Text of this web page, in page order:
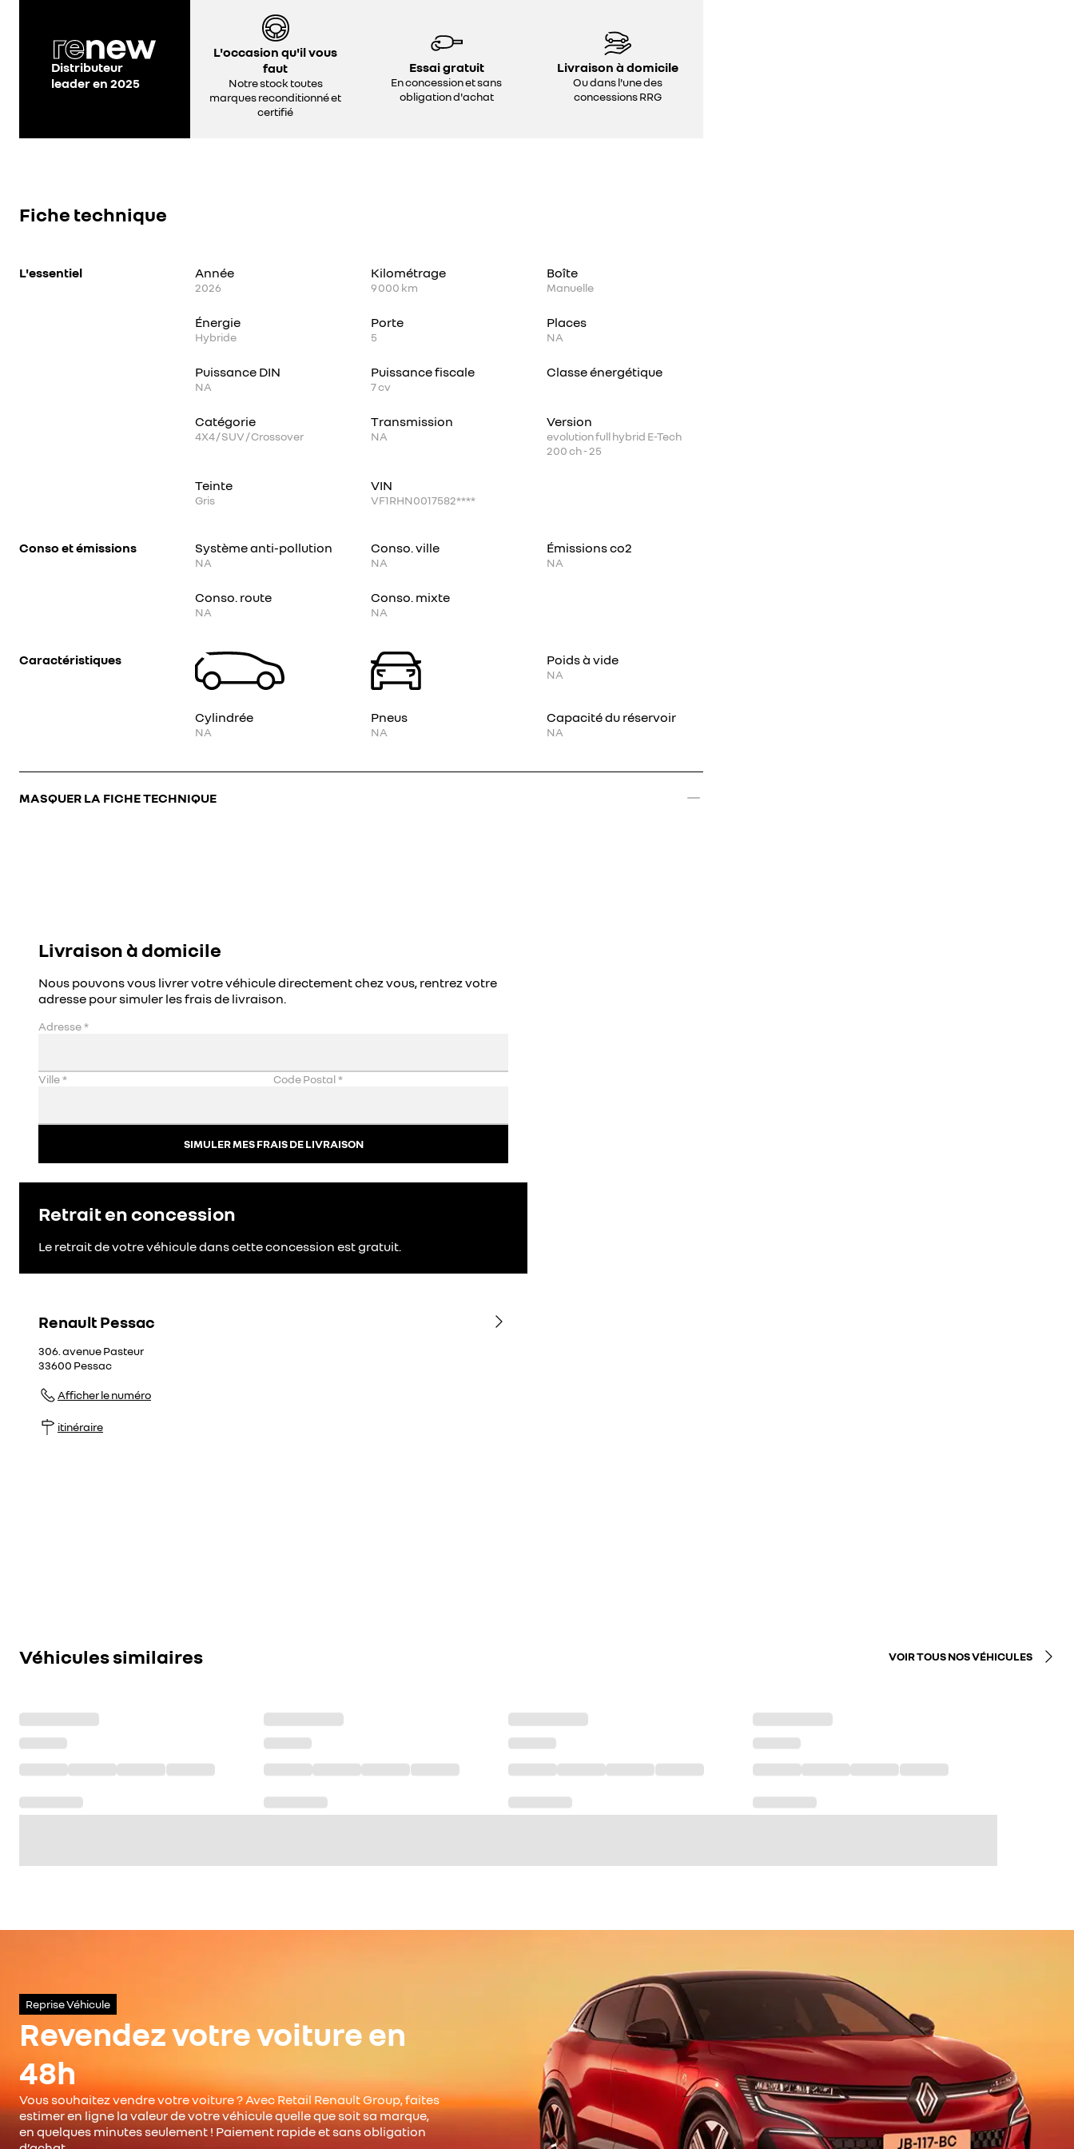
Distributeur
leader en 2025
L'occasion qu'il vous
faut
Notre stock toutes
marques reconditionné et
certifié
Essai gratuit
En concession et sans
obligation d'achat
Livraison à domicile
Ou dans l'une des
concessions RRG
Fiche technique
MASQUER LA FICHE TECHNIQUE
L'essentiel Année
2026
Kilométrage
9 000 km
Boîte
Manuelle
Énergie
Hybride
Porte
5
Places
NA
Puissance DIN
NA
Puissance fiscale
7cv
Classe énergétique
Catégorie
4X4 / SUV / Crossover
Transmission
NA
Version
evolution full hybrid E-Tech
200 ch - 25
Teinte
Gris
VIN
VF1RHN0017582****
Conso et émissions Système anti-pollution
NA
Conso. ville
NA
Émissions co2
NA
Conso. route
NA
Conso. mixte
NA
Caractéristiques Poids à vide
NA
Cylindrée
NA
Pneus
NA
Capacité du réservoir
NA
Livraison à domicile
Nous pouvons vous livrer votre véhicule directement chez vous, rentrez votre
adresse pour simuler les frais de livraison.
Adresse*
Ville* Code Postal*
SIMULER MES FRAIS DE LIVRAISON
Retrait en concession
Le retrait de votre véhicule dans cette concession est gratuit.
Renault Pessac
306. avenue Pasteur
33600 Pessac
Afficher le numéro
itinéraire
Véhicules similaires VOIR TOUS NOS VÉHICULES
Reprise Véhicule
Revendez votre voiture en
48h
Vous souhaitez vendre votre voiture ? Avec Retail Renault Group, faites
estimer en ligne la valeur de votre véhicule quelle que soit sa marque,
en quelques minutes seulement ! Paiement rapide et sans obligation